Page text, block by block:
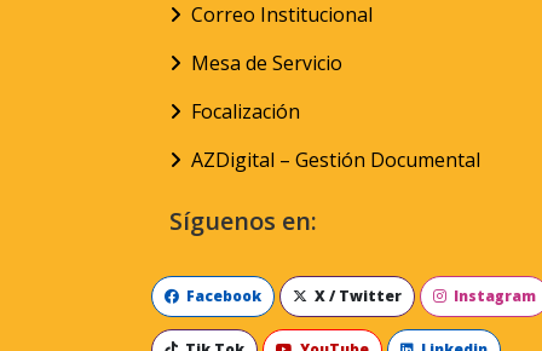
Correo Institucional
Mesa de Servicio
Focalización
AZDigital – Gestión Documental
Síguenos en:
Facebook X / Twitter Instagram